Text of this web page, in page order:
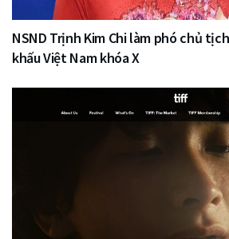
NSND Trịnh Kim Chi làm phó chủ
khấu Việt Nam khóa X